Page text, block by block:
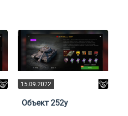
15.09.2022
Объект 252у